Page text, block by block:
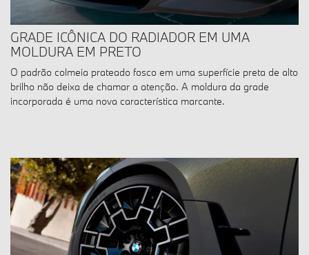
GRADE ICÔNICA DO RADIADOR EM UMA
MOLDURA EM PRETO
O padrão colmeia prateado fosco em uma superfície preta de alto
brilho não deixa de chamar a atenção. A moldura da grade